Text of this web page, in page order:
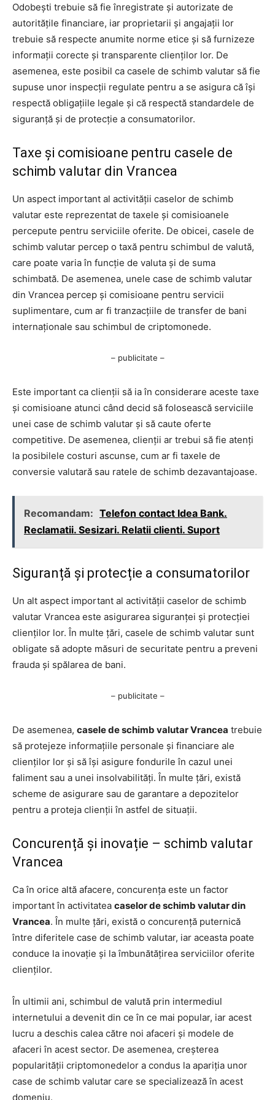
Odobești trebuie să fie înregistrate și autorizate de
autoritățile financiare, iar proprietarii și angajații lor
trebuie să respecte anumite norme etice și să furnizeze
informații corecte și transparente clienților lor. De
asemenea, este posibil ca casele de schimb valutar să fie
supuse unor inspecții regulate pentru a se asigura că își
respectă obligațiile legale și că respectă standardele de
siguranță și de protecție a consumatorilor.
Taxe și comisioane pentru casele de
schimb valutar din Vrancea
Un aspect important al activității caselor de schimb
valutar este reprezentat de taxele și comisioanele
percepute pentru serviciile oferite. De obicei, casele de
schimb valutar percep o taxă pentru schimbul de valută,
care poate varia în funcție de valuta și de suma
schimbată. De asemenea, unele case de schimb valutar
din Vrancea percep și comisioane pentru servicii
suplimentare, cum ar fi tranzacțiile de transfer de bani
internaționale sau schimbul de criptomonede.
– publicitate –
Este important ca clienții să ia în considerare aceste taxe
și comisioane atunci când decid să folosească serviciile
unei case de schimb valutar și să caute oferte
competitive. De asemenea, clienții ar trebui să fie atenți
la posibilele costuri ascunse, cum ar fi taxele de
conversie valutară sau ratele de schimb dezavantajoase.
Recomandam: Telefon contact Idea Bank.
Reclamatii. Sesizari. Relatii clienti. Suport
Siguranță și protecție a consumatorilor
Un alt aspect important al activității caselor de schimb
valutar Vrancea este asigurarea siguranței și protecției
clienților lor. În multe țări, casele de schimb valutar sunt
obligate să adopte măsuri de securitate pentru a preveni
frauda și spălarea de bani.
– publicitate –
De asemenea, casele de schimb valutar Vrancea trebuie
să protejeze informațiile personale și financiare ale
clienților lor și să își asigure fondurile în cazul unei
faliment sau a unei insolvabilități. În multe țări, există
scheme de asigurare sau de garantare a depozitelor
pentru a proteja clienții în astfel de situații.
Concurență și inovație – schimb valutar
Vrancea
Ca în orice altă afacere, concurența este un factor
important în activitatea caselor de schimb valutar din
Vrancea. În multe țări, există o concurență puternică
între diferitele case de schimb valutar, iar aceasta poate
conduce la inovație și la îmbunătățirea serviciilor oferite
clienților.
În ultimii ani, schimbul de valută prin intermediul
internetului a devenit din ce în ce mai popular, iar acest
lucru a deschis calea către noi afaceri și modele de
afaceri în acest sector. De asemenea, creșterea
popularității criptomonedelor a condus la apariția unor
case de schimb valutar care se specializează în acest
domeniu.